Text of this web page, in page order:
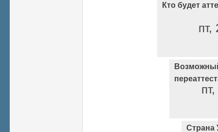
Кто будет
пт,
Страна